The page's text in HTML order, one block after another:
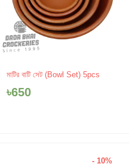
মাটির বাটি সেট (Bowl Set) 5pcs
৳650
- 10%